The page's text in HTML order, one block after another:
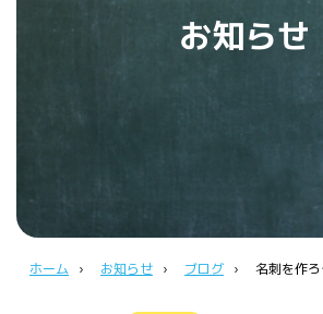
お知らせ
ホーム › お知らせ › ブログ › 名刺を作